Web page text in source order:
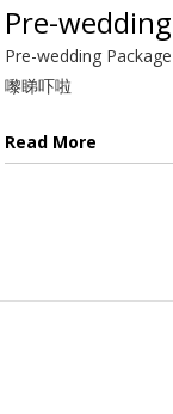
Pre-
Pre-wedding
嚟睇吓啦
Read More